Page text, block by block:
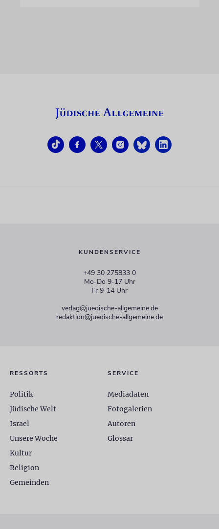
KUNDENSERVICE
+49 30 275833 0
Mo-Do 9-17 Uhr
Fr 9-14 Uhr
verlag@juedische-allgemeine.de
redaktion@juedische-allgemeine.de
RESSORTS
Politik
Jüdische Welt
Israel
Unsere Woche
Kultur
Religion
Gemeinden
SERVICE
Mediadaten
Fotogalerien
Autoren
Glossar